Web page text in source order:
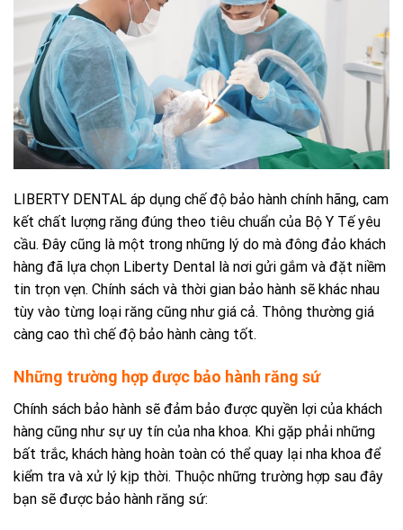
LIBERTY DENTAL áp dụng chế độ bảo hành chính hãng, cam
kết chất lượng răng đúng theo tiêu chuẩn của Bộ Y Tế yêu
cầu. Đây cũng là một trong những lý do mà đông đảo khách
hàng đã lựa chọn Liberty Dental là nơi gửi gắm và đặt niềm
tin trọn vẹn. Chính sách và thời gian bảo hành sẽ khác nhau
tùy vào từng loại răng cũng như giá cả. Thông thường giá
càng cao thì chế độ bảo hành càng tốt.
Những trường hợp được bảo hành răng sứ
Chính sách bảo hành sẽ đảm bảo được quyền lợi của khách
hàng cũng như sự uy tín của nha khoa. Khi gặp phải những
bất trắc, khách hàng hoàn toàn có thể quay lại nha khoa để
kiểm tra và xử lý kịp thời. Thuộc những trường hợp sau đây
bạn sẽ được bảo hành răng sứ: